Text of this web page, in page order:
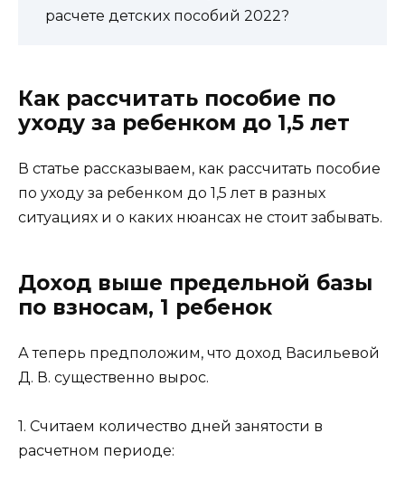
расчете детских пособий 2022?
Как рассчитать пособие по
уходу за ребенком до 1,5 лет
В статье рассказываем, как рассчитать пособие
по уходу за ребенком до 1,5 лет в разных
ситуациях и о каких нюансах не стоит забывать.
Доход выше предельной базы
по взносам, 1 ребенок
А теперь предположим, что доход Васильевой
Д. В. существенно вырос.
1. Считаем количество дней занятости в
расчетном периоде: